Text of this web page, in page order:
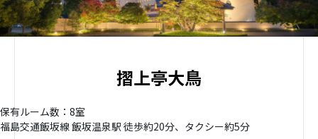
摺上亭大鳥
保有ルーム数：8室
福島交通飯坂線 飯坂温泉駅 徒歩約20分、タクシー約5分